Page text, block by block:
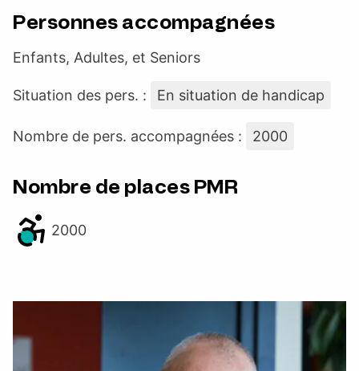
Personnes accompagnées
Enfants, Adultes, et Seniors
Situation des pers. : En situation de handicap
Nombre de pers. accompagnées : 2000
Nombre de places PMR
2000